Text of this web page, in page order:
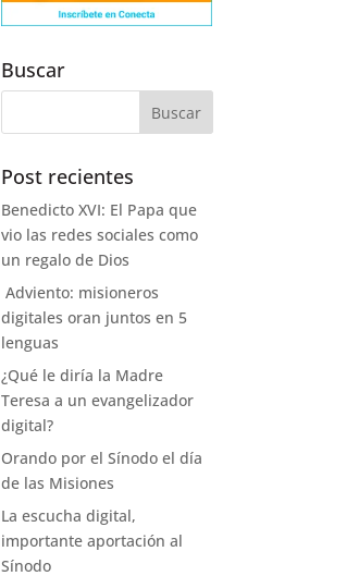
Buscar
Post recientes
Benedicto XVI: El Papa que
vio las redes sociales como
un regalo de Dios
Adviento: misioneros
digitales oran juntos en 5
lenguas
¿Qué le diría la Madre
Teresa a un evangelizador
digital?
Orando por el Sínodo el día
de las Misiones
La escucha digital,
importante aportación al
Sínodo